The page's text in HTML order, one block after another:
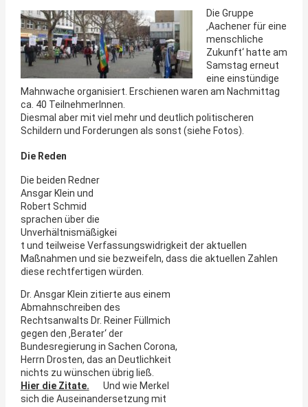
Die Gruppe
‚Aachener für eine
menschliche
Zukunft‘ hatte am
Samstag erneut
eine einstündige
Mahnwache organisiert. Erschienen waren am Nachmittag
ca. 40 TeilnehmerInnen.
Diesmal aber mit viel mehr und deutlich politischeren
Schildern und Forderungen als sonst (siehe Fotos).
Die Reden
Die beiden Redner
Ansgar Klein und
Robert Schmid
sprachen über die
Unverhältnismäßigkei
t und teilweise Verfassungswidrigkeit der aktuellen
Maßnahmen und sie bezweifeln, dass die aktuellen Zahlen
diese rechtfertigen würden.
Dr. Ansgar Klein zitierte aus einem
Abmahnschreiben des
Rechtsanwalts Dr. Reiner Füllmich
gegen den ‚Berater‘ der
Bundesregierung in Sachen Corona,
Herrn Drosten, das an Deutlichkeit
nichts zu wünschen übrig ließ.
Hier die Zitate.
Und wie Merkel
sich die Auseinandersetzung mit